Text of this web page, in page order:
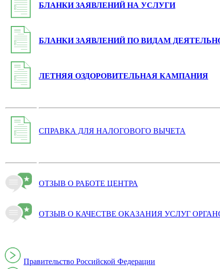
БЛАНКИ ЗАЯВЛЕНИЙ НА УСЛУГИ
БЛАНКИ ЗАЯВЛЕНИЙ ПО ВИДАМ
ЛЕТНЯЯ ОЗДОРОВИТЕЛЬНАЯ КАМПАНИЯ
СПРАВКА ДЛЯ НАЛОГОВОГО ВЫЧЕТА
ОТЗЫВ О РАБОТЕ ЦЕНТРА
ОТЗЫВ О КАЧЕСТВЕ ОКАЗАНИЯ УСЛУГ
Правительство Российской Федерации